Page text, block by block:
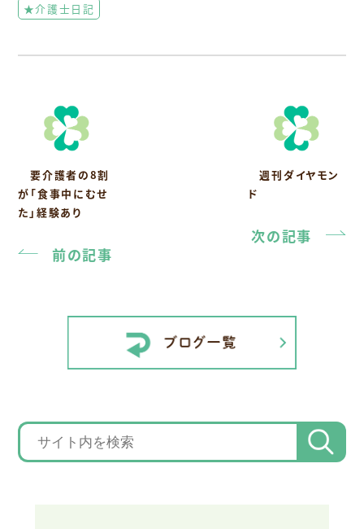
★介護士日記
要介護者の8割
が「食事中にむせ
た」経験あり
前の記事
週刊ダイヤモン
ド
次の記事